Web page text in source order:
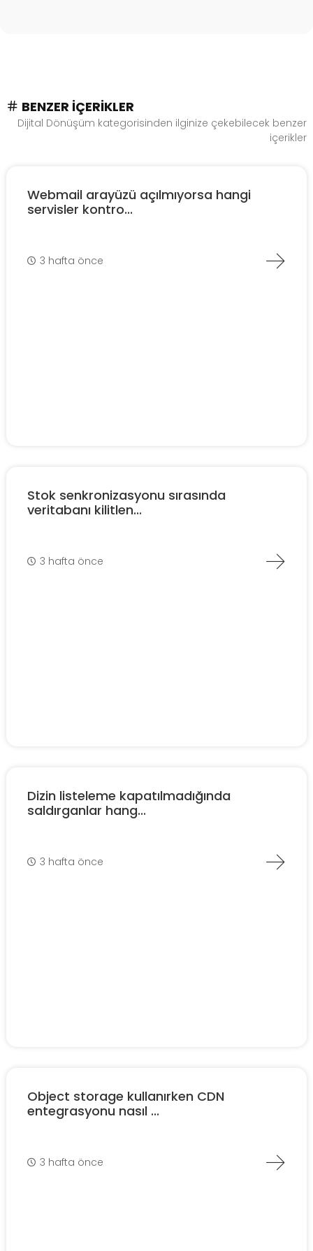
BENZER İÇERIKLER
Dijital Dönüşüm kategorisinden ilginize çekebilecek benzer
içerikler
Webmail arayüzü açılmıyorsa hangi
servisler kontro...
3 hafta önce
Stok senkronizasyonu sırasında
veritabanı kilitlen...
3 hafta önce
Dizin listeleme kapatılmadığında
saldırganlar hang...
3 hafta önce
Object storage kullanırken CDN
entegrasyonu nasıl ...
3 hafta önce